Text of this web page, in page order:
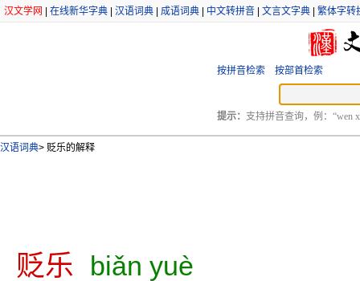
汉文学网 在线新华字典 汉语词典 成语词典 中文转拼音 文言文字典 繁体字转
按拼音检索 按部首检索
提示： 支持拼音查询，例：“wen
汉语词典> 贬乐的解释
贬乐 biǎn yuè